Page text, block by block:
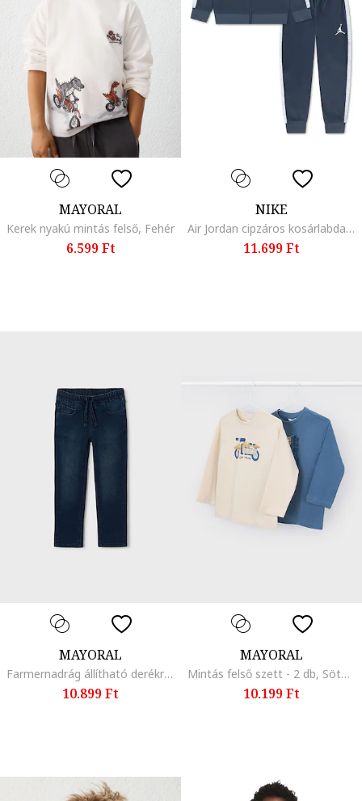
MAYORAL
Kerek nyakú mintás felső, Fehér
6.599 Ft
NIKE
Air Jordan cipzáros kosárlabda szabadidőruha, Sötétkék/Fehér
11.699 Ft
MAYORAL
Farmernadrág állítható derékrésszel, Sötétkék
10.899 Ft
MAYORAL
Mintás felső szett - 2 db, Sötétkék/Világosbézs
10.199 Ft